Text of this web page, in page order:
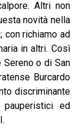
Altri non
novità nella
con richiamo ad
in altri. Così
Sereno o di San
Burcardo
discriminante
ed